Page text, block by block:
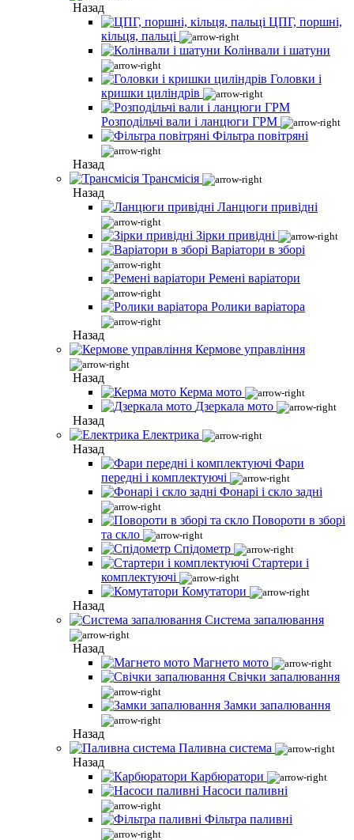
Назад
ЦПГ, поршні,
кільця, пальці
Колінвали і шатуни
Головки і
кришки циліндрів
Розподільчі вали і ланцюги ГРМ
Фільтра повітряні
Назад
Трансмісія
Назад
Ланцюги привідні
Зірки привідні
Варіатори в зборі
Ремені варіатори
Ролики варіатора
Назад
Кермове управління
Назад
Керма мото
Дзеркала мото
Назад
Електрика
Назад
Фари
передні і комплектуючі
Фонарі і скло задні
Повороти в зборі
та скло
Спідометр
Стартери і
комплектуючі
Комутатори
Назад
Система запалювання
Назад
Магнето мото
Свічки запалювання
Замки запалювання
Назад
Паливна система
Назад
Карбюратори
Насоси паливні
Фільтра паливні